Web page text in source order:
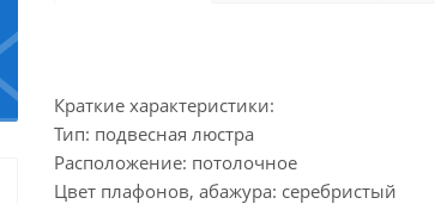
Краткие характеристики:
Тип: подвесная люстра
Расположение: потолочное
Цвет плафонов, абажура: серебристый